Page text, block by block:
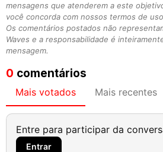
mensagens que atenderem a este
você concorda com nossos termos de
Os comentários postados não
Waves e a responsabilidade é
mensagem.
0 comentários
Mais votados Mais recentes
Entre para participar da
Entrar